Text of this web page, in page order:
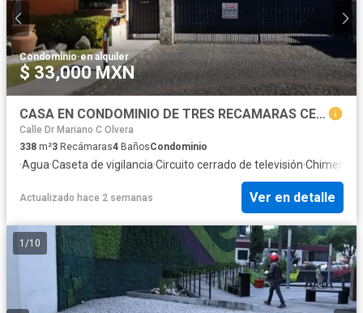
Condominio·en alquiler
$ 33,000 MXN
CASA EN CONDOMINIO DE TRES RECAMARAS CERCA DE TOWN SQUARE PROVIDENCIA
Calle Dr Mariano C Olvera
338 m²3 Recámaras4 BañosCondominio
·Agua·Caseta de vigilancia·Circuito cerrado de televisión·Chimenea
Actualizado hace 2 semanas Ver en detalle
1 /10